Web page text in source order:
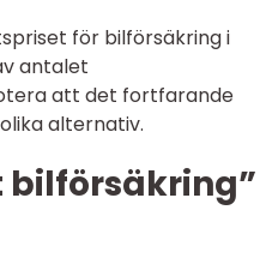
för bilförsäkring i
antalet
att det fortfarande
alternativ.